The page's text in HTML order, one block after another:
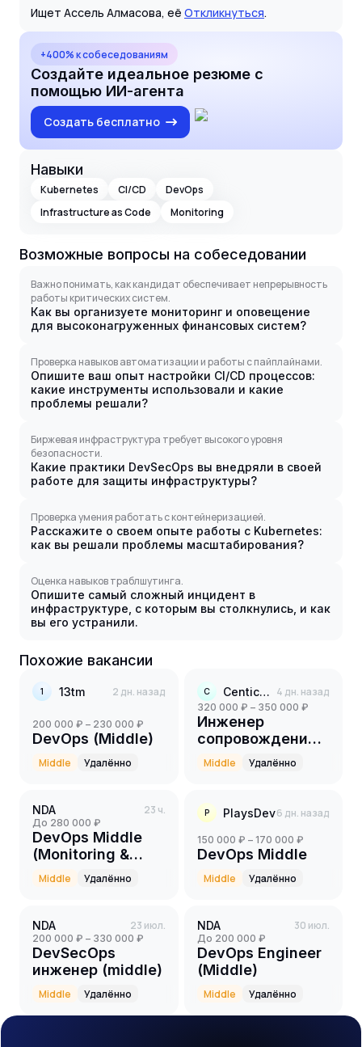
Ищет Ассель Алмасова, её Откликнуться.
+400% к собеседованиям
Создайте идеальное резюме с
помощью ИИ-агента
Создать бесплатно
Навыки
Kubernetes CI/CD
DevOps
Infrastructure as Code
Monitoring
Возможные вопросы на собеседовании
Важно понимать, как кандидат обеспечивает непрерывность
работы критических систем.
Как вы организуете мониторинг и оповещение
для высоконагруженных финансовых систем?
Проверка навыков автоматизации и работы с пайплайнами.
Опишите ваш опыт настройки CI/CD процессов:
какие инструменты использовали и какие
проблемы решали?
Биржевая инфраструктура требует высокого уровня
безопасности.
Какие практики DevSecOps вы внедряли в своей
работе для защиты инфраструктуры?
Проверка умения работать с контейнеризацией.
Расскажите о своем опыте работы с Kubernetes:
как вы решали проблемы масштабирования?
Оценка навыков траблшутинга.
Опишите самый сложный инцидент в
инфраструктуре, с которым вы столкнулись, и как
вы его устранили.
Похожие вакансии
1 13tm 2 дн. назад
200 000 ₽ – 230 000 ₽
DevOps (Middle)
Middle Удалённо
C Centicore 4 дн. назад
320 000 ₽ – 350 000 ₽
Инженер
сопровождения
Big Data Platform
(Middle+)
Middle Удалённо
NDA 23 ч.
до 280 000 ₽
DevOps Middle
(Monitoring &
Infrastructure)
Middle Удалённо
P PlaysDev6 дн. назад
150 000 ₽ – 170 000 ₽
DevOps Middle
Middle Удалённо
NDA 23 июл.
200 000 ₽ – 330 000 ₽
DevSecOps
инженер (middle)
Middle Удалённо
NDA 30 июл.
до 200 000 ₽
DevOps Engineer
(Middle)
Middle Удалённо